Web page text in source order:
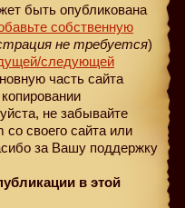
быть опубликована
собственную
не требуется)
/следующей
часть сайта
не забывайте
своего сайта или
за Вашу поддержку
в этой